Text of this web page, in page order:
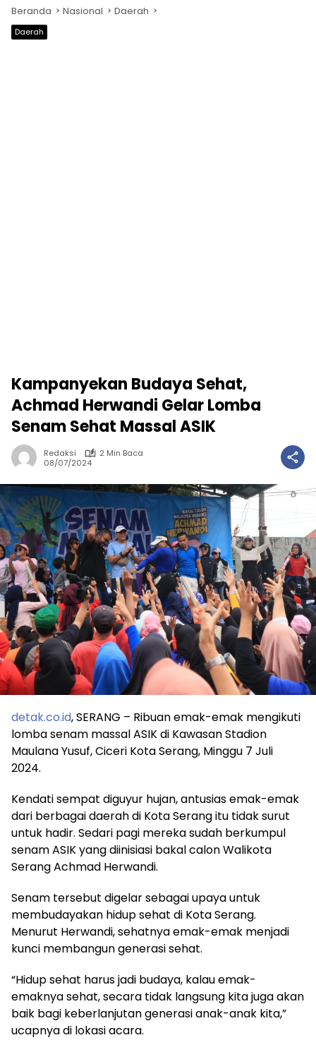
Beranda Nasional Daerah
Daerah
Kampanyekan Budaya Sehat,
Achmad Herwandi Gelar Lomba
Senam Sehat Massal ASIK
Redaksi
2 Min Baca
08/07/2024
detak.co.id, SERANG – Ribuan emak-emak mengikuti
lomba senam massal ASIK di Kawasan Stadion
Maulana Yusuf, Ciceri Kota Serang, Minggu 7 Juli
2024.
Kendati sempat diguyur hujan, antusias emak-emak
dari berbagai daerah di Kota Serang itu tidak surut
untuk hadir. Sedari pagi mereka sudah berkumpul
senam ASIK yang diinisiasi bakal calon Walikota
Serang Achmad Herwandi.
Senam tersebut digelar sebagai upaya untuk
membudayakan hidup sehat di Kota Serang.
Menurut Herwandi, sehatnya emak-emak menjadi
kunci membangun generasi sehat.
“Hidup sehat harus jadi budaya, kalau emak-
emaknya sehat, secara tidak langsung kita juga akan
baik bagi keberlanjutan generasi anak-anak kita,”
ucapnya di lokasi acara.